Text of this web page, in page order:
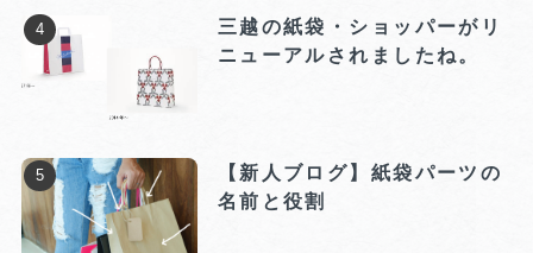
三越の紙袋・ショッパーがリ
ニューアルされましたね。
【新人ブログ】紙袋パーツの
名前と役割